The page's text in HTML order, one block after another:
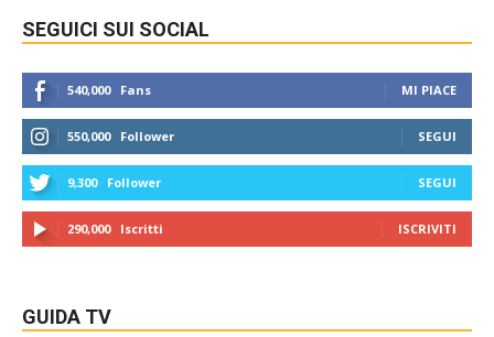
SEGUICI SUI SOCIAL
540,000 Fans MI PIACE
550,000 Follower SEGUI
9,300 Follower SEGUI
290,000 Iscritti ISCRIVITI
GUIDA TV